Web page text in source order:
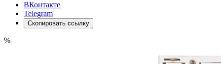
ВКонтакте
Telegram
Скопировать ссылку
%